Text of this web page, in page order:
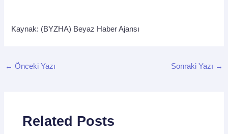
Kaynak: (BYZHA) Beyaz Haber Ajansı
← Önceki Yazı Sonraki Yazı →
Related Posts